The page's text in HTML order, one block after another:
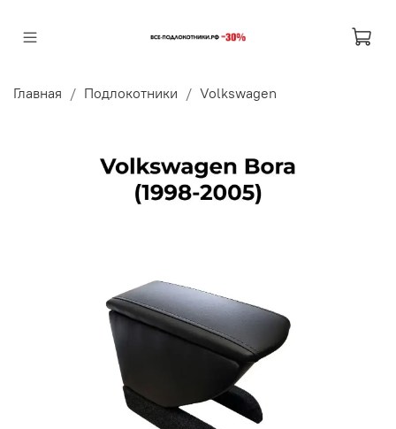
Главная Подлокотники Volkswagen